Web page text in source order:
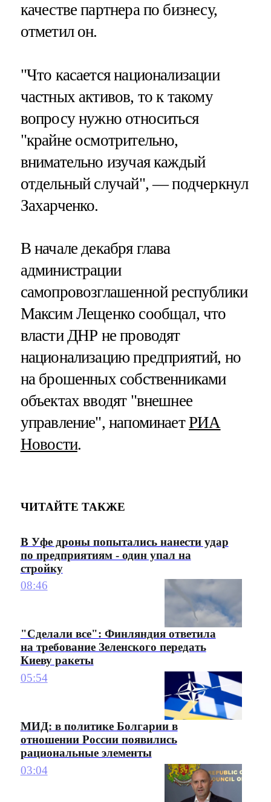
качестве партнера по бизнесу,
отметил он.
"Что касается национализации
частных активов, то к такому
вопросу нужно относиться
"крайне осмотрительно,
внимательно изучая каждый
отдельный случай", — подчеркнул
Захарченко.
В начале декабря глава
администрации
самопровозглашенной республики
Максим Лещенко сообщал, что
власти ДНР не проводят
национализацию предприятий, но
на брошенных собственниками
объектах вводят "внешнее
управление", напоминаетРИА
Новости.
ЧИТАЙТЕ ТАКЖЕ
В Уфе дроны попытались нанести удар
по предприятиям - один упал на
стройку
08:46
"Сделали все": Финляндия ответила
на требование Зеленского передать
Киеву ракеты
05:54
МИД: в политике Болгарии в
отношении России появились
рациональные элементы
03:04